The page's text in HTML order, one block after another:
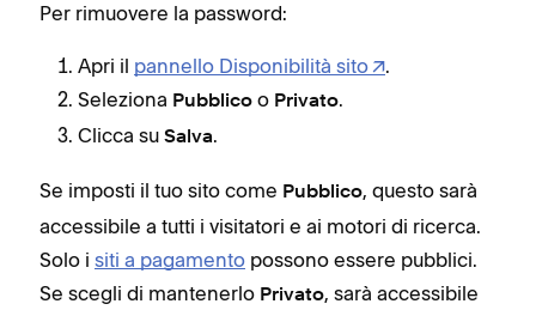
Per rimuovere la password:
Apri il pannello Disponibilità sito
.
Seleziona Pubblico o Privato.
Clicca su Salva.
Se imposti il tuo sito come Pubblico, questo sarà
accessibile a tutti i visitatori e ai motori di ricerca.
Solo i siti a pagamento possono essere pubblici.
Se scegli di mantenerlo Privato, sarà accessibile